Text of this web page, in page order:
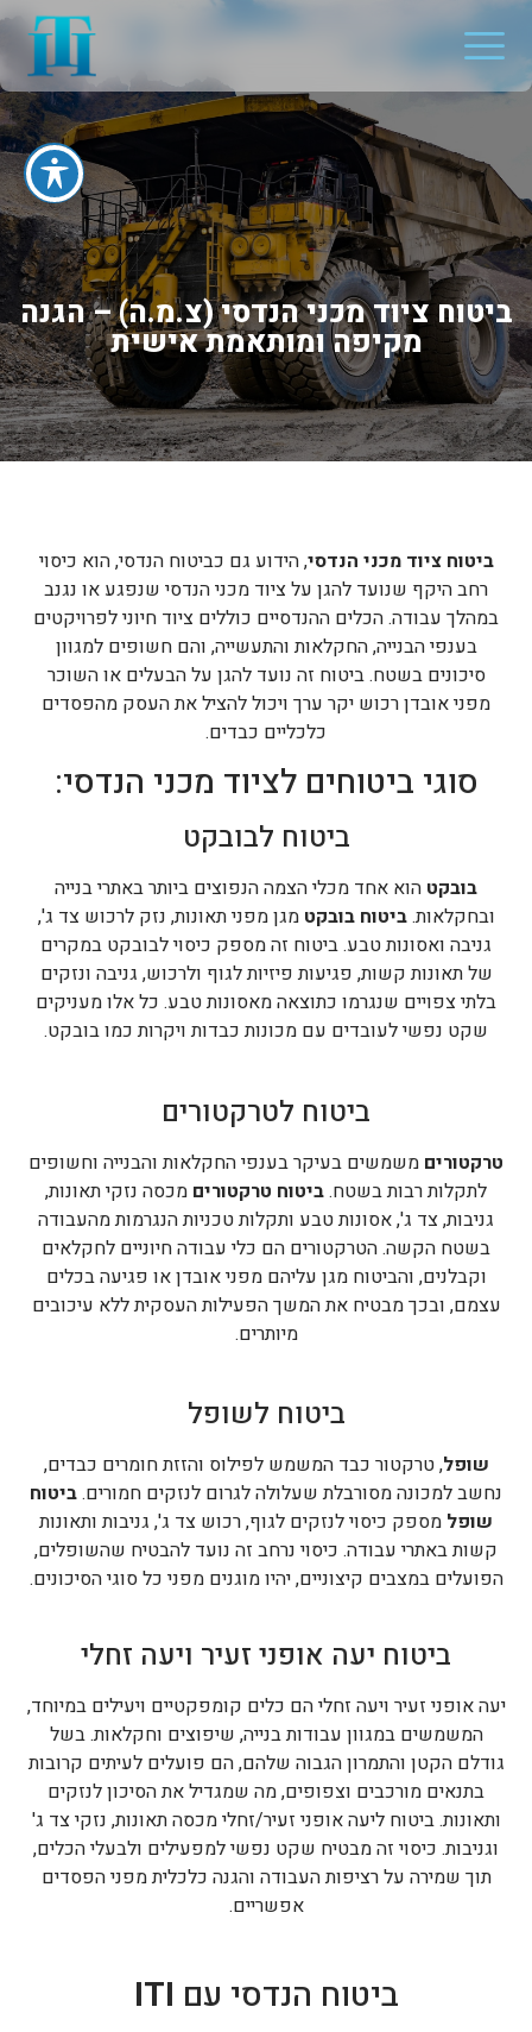
ביטוח ציוד מכני הנדסי (צ.מ.ה) – הגנה
מקיפה ומותאמת אישית
ביטוח ציוד מכני הנדסי, הידוע גם כביטוח הנדסי, הוא כיסוי
רחב היקף שנועד להגן על ציוד מכני הנדסי שנפגע או נגנב
במהלך עבודה. הכלים ההנדסיים כוללים ציוד חיוני לפרויקטים
בענפי הבנייה, החקלאות והתעשייה, והם חשופים למגוון
סיכונים בשטח. ביטוח זה נועד להגן על הבעלים או השוכר
מפני אובדן רכוש יקר ערך ויכול להציל את העסק מהפסדים
כלכליים כבדים.
סוגי ביטוחים לציוד מכני הנדסי:
ביטוח לבובקט
בובקט הוא אחד מכלי הצמה הנפוצים ביותר באתרי בנייה
ובחקלאות.ביטוח בובקט מגן מפני תאונות, נזק לרכוש צד ג',
גניבה ואסונות טבע. ביטוח זה מספק כיסוי לבובקט במקרים
של תאונות קשות, פגיעות פיזיות לגוף ולרכוש, גניבה ונזקים
בלתי צפויים שנגרמו כתוצאה מאסונות טבע. כל אלו מעניקים
שקט נפשי לעובדים עם מכונות כבדות ויקרות כמו בובקט.
ביטוח לטרקטורים
טרקטורים משמשים בעיקר בענפי החקלאות והבנייה וחשופים
לתקלות רבות בשטח.ביטוח טרקטורים מכסה נזקי תאונות,
גניבות, צד ג', אסונות טבע ותקלות טכניות הנגרמות מהעבודה
בשטח הקשה. הטרקטורים הם כלי עבודה חיוניים לחקלאים
וקבלנים, והביטוח מגן עליהם מפני אובדן או פגיעה בכלים
עצמם, ובכך מבטיח את המשך הפעילות העסקית ללא עיכובים
מיותרים.
ביטוח לשופל
שופל, טרקטור כבד המשמש לפילוס והזזת חומרים כבדים,
נחשב למכונה מסורבלת שעלולה לגרום לנזקים חמורים.ביטוח
שופל מספק כיסוי לנזקים לגוף, רכוש צד ג', גניבות ותאונות
קשות באתרי עבודה. כיסוי נרחב זה נועד להבטיח שהשופלים,
הפועלים במצבים קיצוניים, יהיו מוגנים מפני כל סוגי הסיכונים.
ביטוח יעה אופני זעיר ויעה זחלי
יעה אופני זעיר ויעה זחלי הם כלים קומפקטיים ויעילים במיוחד,
המשמשים במגוון עבודות בנייה, שיפוצים וחקלאות. בשל
גודלם הקטן והתמרון הגבוה שלהם, הם פועלים לעיתים קרובות
בתנאים מורכבים וצפופים, מה שמגדיל את הסיכון לנזקים
ותאונות. ביטוח ליעה אופני זעיר/זחלי מכסה תאונות, נזקי צד ג'
וגניבות. כיסוי זה מבטיח שקט נפשי למפעילים ולבעלי הכלים,
תוך שמירה על רציפות העבודה והגנה כלכלית מפני הפסדים
אפשריים.
ביטוח הנדסי עם ITI